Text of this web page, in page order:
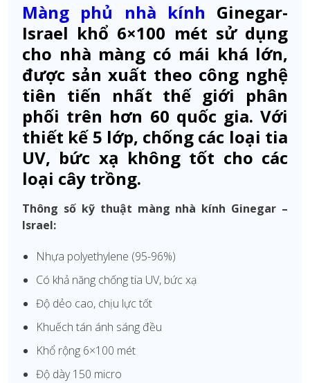
Màng phủ nhà kính Ginegar-
Israel khổ 6×100 mét sử dụng
cho nhà màng có mái khá lớn,
được sản xuất theo công nghệ
tiên tiến nhất thế giới phân
phối trên hơn 60 quốc gia. Với
thiết kế 5 lớp, chống các loại tia
UV, bức xạ không tốt cho các
loại cây trồng.
Thông số kỹ thuật màng nhà kính Ginegar –
Israel:
Nhựa polyethylene (95-96%)
Có khả năng chống tia UV, bức xạ
Độ dẻo cao, chịu lực tốt
Khuếch tán ánh sáng đều
Khổ rộng 6×100 mét
Độ dày 150 micro